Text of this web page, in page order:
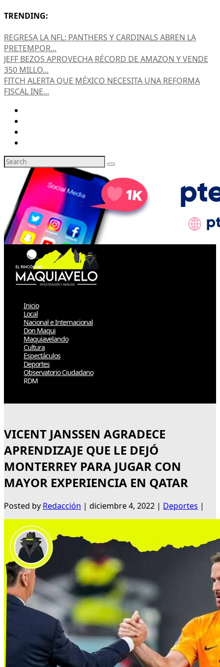
TRENDING:
REGRESA LA NFL: PANTHERS Y CARDINALS ABREN LA
PRETEMPOR...
JEFF BEZOS APROVECHA RÉCORD DE AMAZON Y VENDE
350 MILLO...
FITCH ALERTA QUE MÉXICO NECESITA UNA REFORMA
FISCAL INE...
Inicio
Local
Nacional e Internacional
Don Maqui
Maquiavelando
Cultura
Espectáculos
Deportes
Observatorio Ciudadano
RDM
VICENT JANSSEN AGRADECE
APRENDIZAJE QUE LE DEJÓ
MONTERREY PARA JUGAR CON
MAYOR EXPERIENCIA EN QATAR
Posted by Redacción | diciembre 4, 2022 | Deportes |